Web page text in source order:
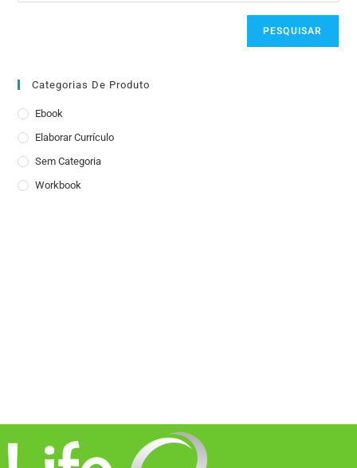
PESQUISAR
Categorias De Produto
Ebook
Elaborar Currículo
Sem Categoria
Workbook